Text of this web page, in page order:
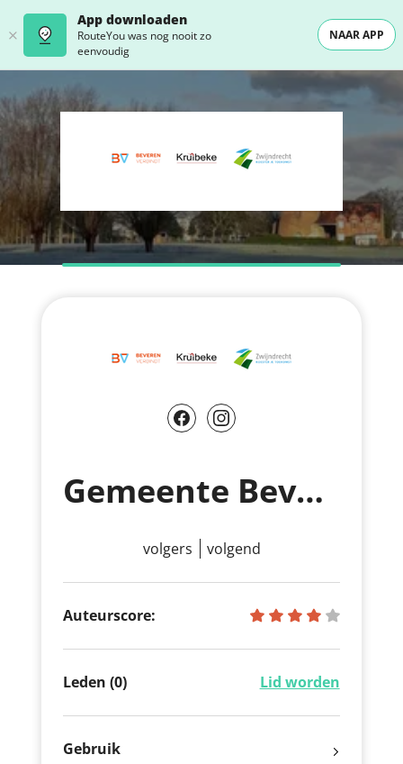
App downloaden
RouteYou was nog nooit zo
eenvoudig
NAAR APP
Gemeente Beveren-Kruibeke-Zwijndrecht
volgers volgend
Auteurscore:
Leden (0) Lid worden
Gebruik